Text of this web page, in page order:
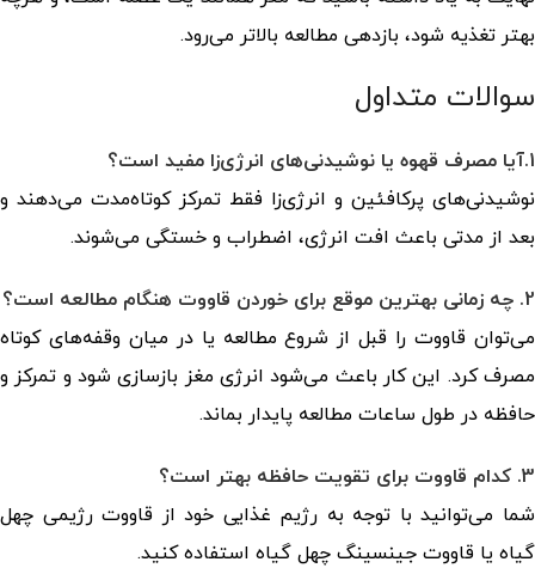
بهتر تغذیه شود، بازدهی مطالعه‌ بالاتر می‌رود.
سوالات متداول
1.آیا مصرف قهوه یا نوشیدنی‌های انرژی‌زا مفید است؟
نوشیدنی‌های پرکافئین و انرژی‌زا فقط تمرکز کوتاه‌مدت می‌دهند و
بعد از مدتی باعث افت انرژی، اضطراب و خستگی می‌شوند.
2. چه زمانی بهترین موقع برای خوردن قاووت هنگام مطالعه است؟
می‌توان قاووت را قبل از شروع مطالعه یا در میان وقفه‌های کوتاه
مصرف کرد. این کار باعث می‌شود انرژی مغز بازسازی شود و تمرکز و
حافظه در طول ساعات مطالعه پایدار بماند.
3. کدام قاووت برای تقویت حافظه بهتر است؟
شما می‌توانید با توجه به رژیم غذایی خود از قاووت رژیمی چهل
گیاه یا قاووت جینسینگ چهل گیاه استفاده کنید.